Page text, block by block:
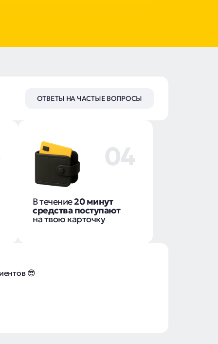
ОТВЕТЫ НА ЧАСТЫЕ ВОПРОСЫ
04
В течение20 минут
средства поступают
на твою карточку
😎